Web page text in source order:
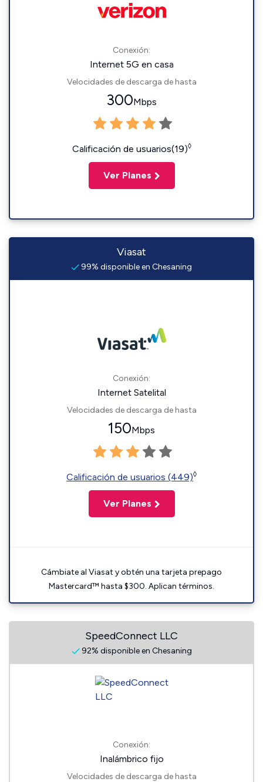
Conexión:
Internet 5G en casa
Velocidades de descarga de hasta
300Mbps
Calificación de usuarios(19)◊
Ver Planes
Viasat
99% disponible en Chesaning
Conexión:
Internet Satelital
Velocidades de descarga de hasta
150Mbps
Calificación de usuarios (449)◊
Ver Planes
Cámbiate al Viasat y obtén una tarjeta prepago
Mastercard™ hasta $300. Aplican términos.
SpeedConnect LLC
92% disponible en Chesaning
Conexión:
Inalámbrico fijo
Velocidades de descarga de hasta